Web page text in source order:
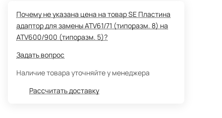
Почему не указана цена на товар SE Пластина
адаптор для замены ATV61/71 (типоразм. 8) на
ATV600/900 (типоразм. 5)?
Задать вопрос
Наличие товара уточняйте у менеджера
Рассчитать доставку